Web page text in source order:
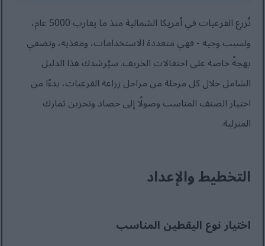
تُزرع القرعيات في أمريكا الشمالية منذ ما يقارب 5000 عام،
ولسبب وجيه - فهي متعددة الاستخدامات، ومغذية، وتضفي
بهجةً خاصة على احتفالات الخريف. سيُرشدك هذا الدليل
الشامل خلال كل مرحلة من مراحل زراعة القرعيات، بدءًا من
اختيار الصنف المناسب وصولًا إلى حصاد وتخزين ثمارك
المنزلية.
التخطيط والإعداد
اختيار نوع اليقطين المناسب